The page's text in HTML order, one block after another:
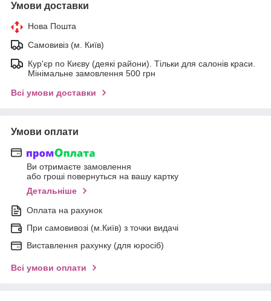
Умови доставки
Нова Пошта
Самовивіз (м. Київ)
Кур'єр по Києву (деякі райони). Тільки для салонів краси.
Мінімальне замовлення 500 грн
Всі умови доставки
Умови оплати
Ви отримаєте замовлення
або гроші повернуться на вашу картку
Детальніше
Оплата на рахунок
При самовивозі (м.Київ) з точки видачі
Виставлення рахунку (для юросіб)
Всі умови оплати